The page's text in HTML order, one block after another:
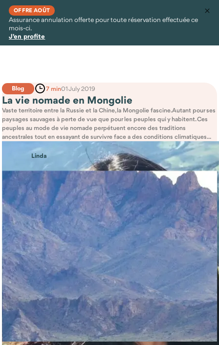
OFFRE AOÛT
Assurance annulation offerte pour toute réservation effectuée ce
mois-ci.
J'en profite
Blog 7 min01 July 2019
La vie nomade en Mongolie
Vaste territoire entre la Russie et la Chine, la Mongolie fascine. Autant pour ses
paysages sauvages à perte de vue que pour les peuples qui y habitent. Ces
peuples au mode de vie nomade perpétuent encore des traditions
ancestrales tout en essayant de survivre face a des conditions climatiques...
Linda